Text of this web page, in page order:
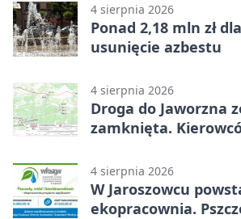
4 sierpnia 2026
Ponad 2,18 mln zł
usunięcie azbestu
4 sierpnia 2026
Droga do Jaworzna
zamknięta.
4 sierpnia 2026
W Jaroszowcu
ekopracownia.